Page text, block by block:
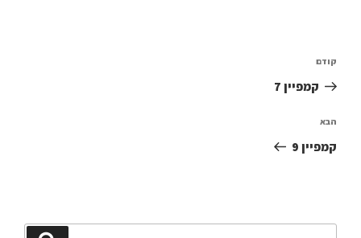
קודם
קמפיין 7
הבא
קמפיין 9